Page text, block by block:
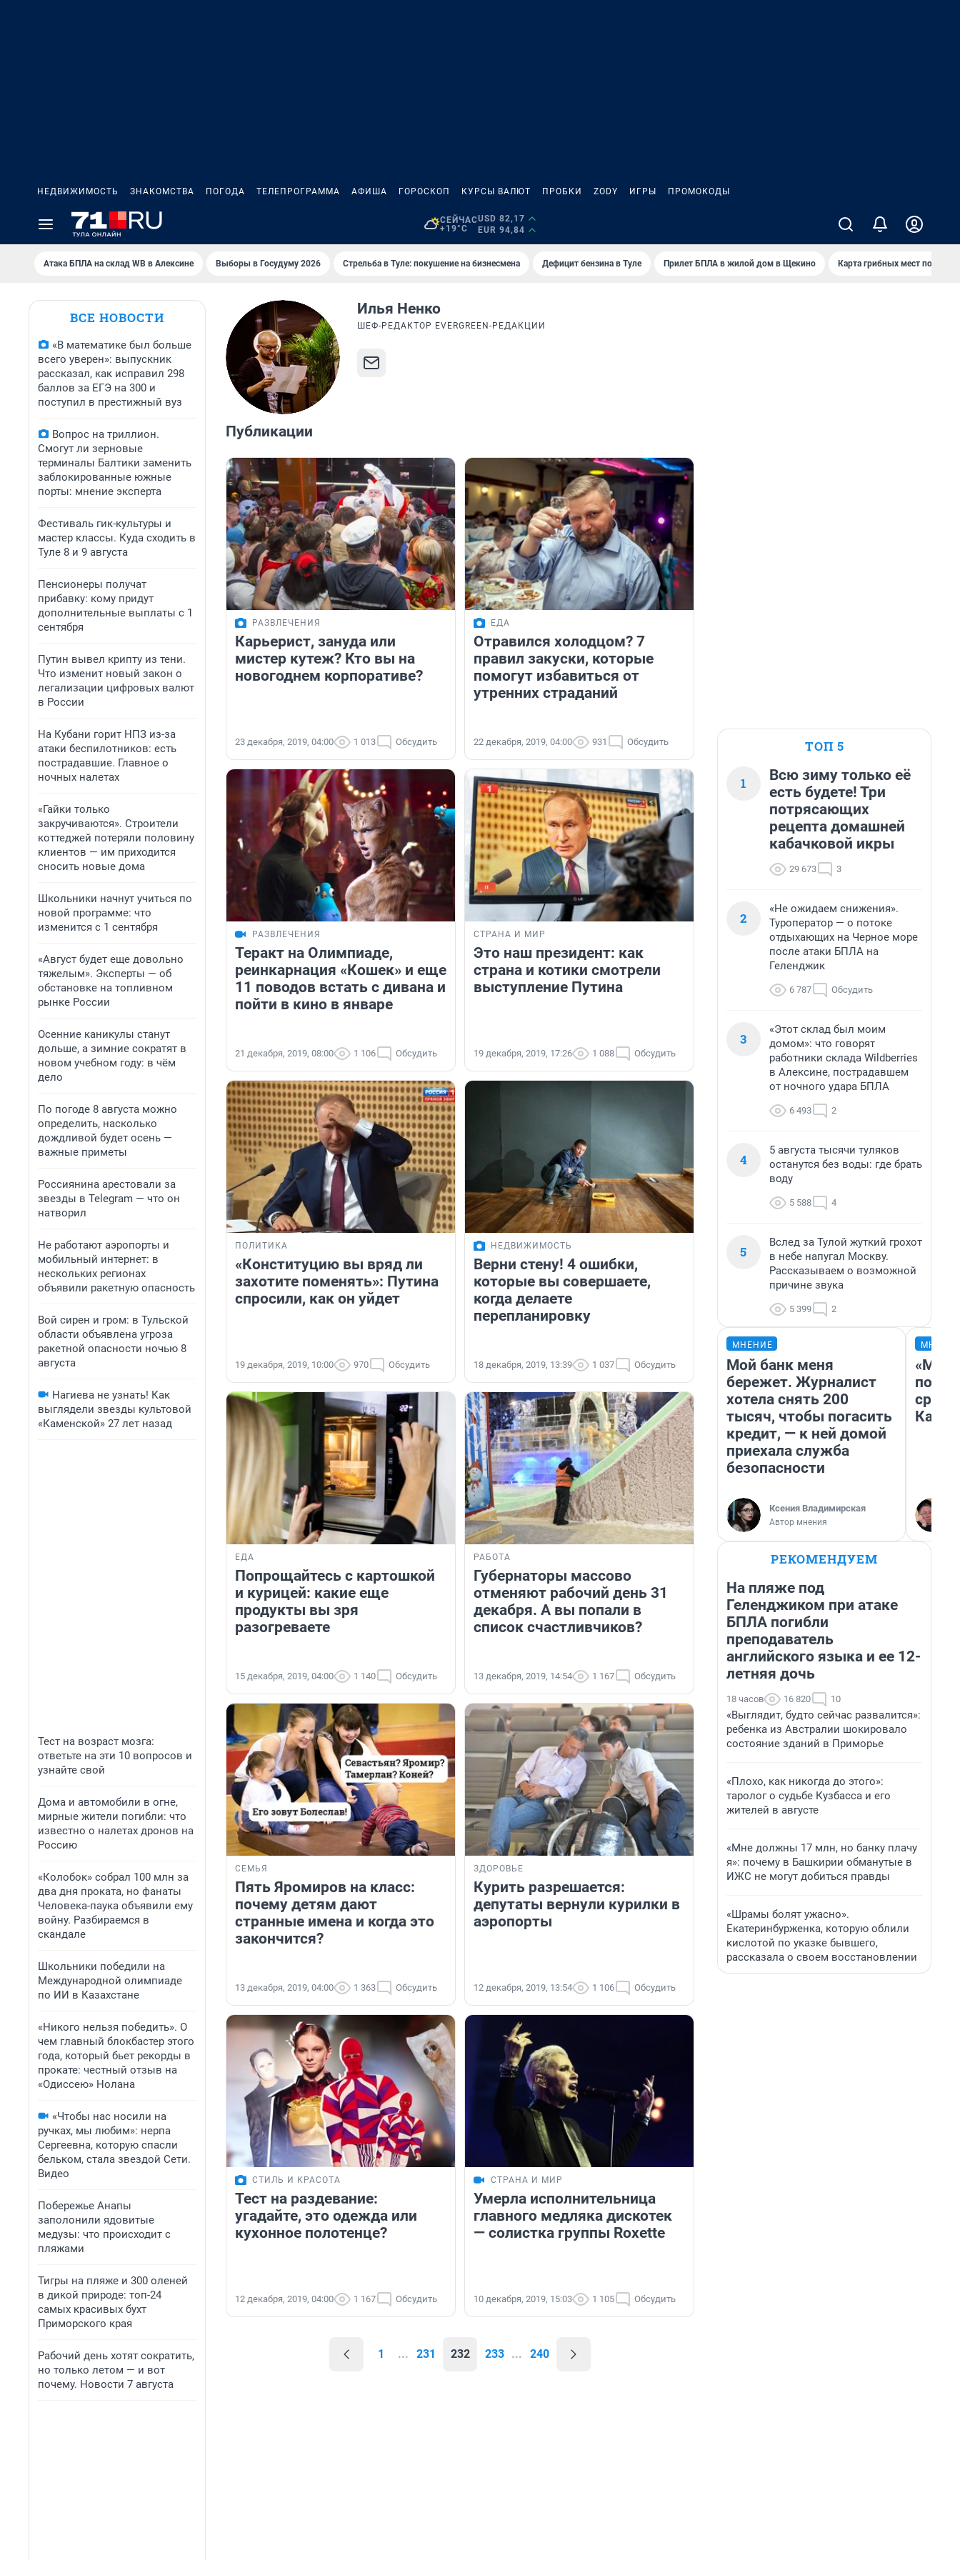
НЕДВИЖИМОСТЬ ЗНАКОМСТВА ПОГОДА ТЕЛЕПРОГРАММА АФИША ГОРОСКОП КУРСЫ ВАЛЮТ ПРОБКИ ZODY ИГРЫ ПРОМОКОДЫ
СЕЙЧАС
+19°C
USD 82,17
EUR 94,84
Атака БПЛА на склад WB в Алексине Выборы в Госудуму 2026 Стрельба в Туле: покушение на бизнесмена Дефицит бензина в Туле Прилет БПЛА в жилой дом в Щекино Карта грибных мест под
ВСЕ НОВОСТИ
«В математике был больше
всего уверен»: выпускник
рассказал, как исправил 298
баллов за ЕГЭ на 300 и
поступил в престижный вуз
Вопрос на триллион.
Смогут ли зерновые
терминалы Балтики заменить
заблокированные южные
порты: мнение эксперта
Фестиваль гик-культуры и
мастер классы. Куда сходить в
Туле 8 и 9 августа
Пенсионеры получат
прибавку: кому придут
дополнительные выплаты с 1
сентября
Путин вывел крипту из тени.
Что изменит новый закон о
легализации цифровых валют
в России
На Кубани горит НПЗ из-за
атаки беспилотников: есть
пострадавшие. Главное о
ночных налетах
«Гайки только
закручиваются». Строители
коттеджей потеряли половину
клиентов — им приходится
сносить новые дома
Школьники начнут учиться по
новой программе: что
изменится с 1 сентября
«Август будет еще довольно
тяжелым». Эксперты — об
обстановке на топливном
рынке России
Осенние каникулы станут
дольше, а зимние сократят в
новом учебном году: в чём
дело
По погоде 8 августа можно
определить, насколько
дождливой будет осень —
важные приметы
Россиянина арестовали за
звезды в Telegram — что он
натворил
Не работают аэропорты и
мобильный интернет: в
нескольких регионах
объявили ракетную опасность
Вой сирен и гром: в Тульской
области объявлена угроза
ракетной опасности ночью 8
августа
Нагиева не узнать! Как
выглядели звезды культовой
«Каменской» 27 лет назад
Тест на возраст мозга:
ответьте на эти 10 вопросов и
узнайте свой
Дома и автомобили в огне,
мирные жители погибли: что
известно о налетах дронов на
Россию
«Колобок» собрал 100 млн за
два дня проката, но фанаты
Человека-паука объявили ему
войну. Разбираемся в
скандале
Школьники победили на
Международной олимпиаде
по ИИ в Казахстане
«Никого нельзя победить». О
чем главный блокбастер этого
года, который бьет рекорды в
прокате: честный отзыв на
«Одиссею» Нолана
«Чтобы нас носили на
ручках, мы любим»: нерпа
Сергеевна, которую спасли
бельком, стала звездой Сети.
Видео
Побережье Анапы
заполонили ядовитые
медузы: что происходит с
пляжами
Тигры на пляже и 300 оленей
в дикой природе: топ-24
самых красивых бухт
Приморского края
Рабочий день хотят сократить,
но только летом — и вот
почему. Новости 7 августа
Илья Ненко
ШЕФ-РЕДАКТОР EVERGREEN-РЕДАКЦИИ
Публикации
РАЗВЛЕЧЕНИЯ
Карьерист, зануда или
мистер кутеж? Кто вы на
новогоднем корпоративе?
23 декабря, 2019, 04:00 1 013 Обсудить
ЕДА
Отравился холодцом? 7
правил закуски, которые
помогут избавиться от
утренних страданий
22 декабря, 2019, 04:00 931 Обсудить
РАЗВЛЕЧЕНИЯ
Теракт на Олимпиаде,
реинкарнация «Кошек» и еще
11 поводов встать с дивана и
пойти в кино в январе
21 декабря, 2019, 08:00 1 106 Обсудить
СТРАНА И МИР
Это наш президент: как
страна и котики смотрели
выступление Путина
19 декабря, 2019, 17:26 1 088 Обсудить
ПОЛИТИКА
«Конституцию вы вряд ли
захотите поменять»: Путина
спросили, как он уйдет
19 декабря, 2019, 10:00 970 Обсудить
НЕДВИЖИМОСТЬ
Верни стену! 4 ошибки,
которые вы совершаете,
когда делаете
перепланировку
18 декабря, 2019, 13:39 1 037 Обсудить
ЕДА
Попрощайтесь с картошкой
и курицей: какие еще
продукты вы зря
разогреваете
15 декабря, 2019, 04:00 1 140 Обсудить
РАБОТА
Губернаторы массово
отменяют рабочий день 31
декабря. А вы попали в
список счастливчиков?
13 декабря, 2019, 14:54 1 167 Обсудить
СЕМЬЯ
Пять Яромиров на класс:
почему детям дают
странные имена и когда это
закончится?
13 декабря, 2019, 04:00 1 363 Обсудить
ЗДОРОВЬЕ
Курить разрешается:
депутаты вернули курилки в
аэропорты
12 декабря, 2019, 13:54 1 106 Обсудить
СТИЛЬ И КРАСОТА
Тест на раздевание:
угадайте, это одежда или
кухонное полотенце?
12 декабря, 2019, 04:00 1 167 Обсудить
СТРАНА И МИР
Умерла исполнительница
главного медляка дискотек
— солистка группы Roxette
10 декабря, 2019, 15:03 1 105 Обсудить
1 ... 231 232 233 ... 240
ТОП 5
1
Всю зиму только её
есть будете! Три
потрясающих
рецепта домашней
кабачковой икры
29 673 3
2
«Не ожидаем снижения».
Туроператор — о потоке
отдыхающих на Черное море
после атаки БПЛА на
Геленджик
6 787 Обсудить
3
«Этот склад был моим
домом»: что говорят
работники склада Wildberries
в Алексине, пострадавшем
от ночного удара БПЛА
6 493 2
4
5 августа тысячи туляков
останутся без воды: где брать
воду
5 588 4
5
Вслед за Тулой жуткий грохот
в небе напугал Москву.
Рассказываем о возможной
причине звука
5 399 2
МНЕНИЕ
Мой банк меня
бережет. Журналист
хотела снять 200
тысяч, чтобы погасить
кредит, — к ней домой
приехала служба
безопасности
Ксения Владимирская
Автор мнения
РЕКОМЕНДУЕМ
На пляже под
Геленджиком при атаке
БПЛА погибли
преподаватель
английского языка и ее 12-
летняя дочь
18 часов 16 820 10
«Выглядит, будто сейчас развалится»:
ребенка из Австралии шокировало
состояние зданий в Приморье
«Плохо, как никогда до этого»:
таролог о судьбе Кузбасса и его
жителей в августе
«Мне должны 17 млн, но банку плачу
я»: почему в Башкирии обманутые в
ИЖС не могут добиться правды
«Шрамы болят ужасно».
Екатеринбурженка, которую облили
кислотой по указке бывшего,
рассказала о своем восстановлении